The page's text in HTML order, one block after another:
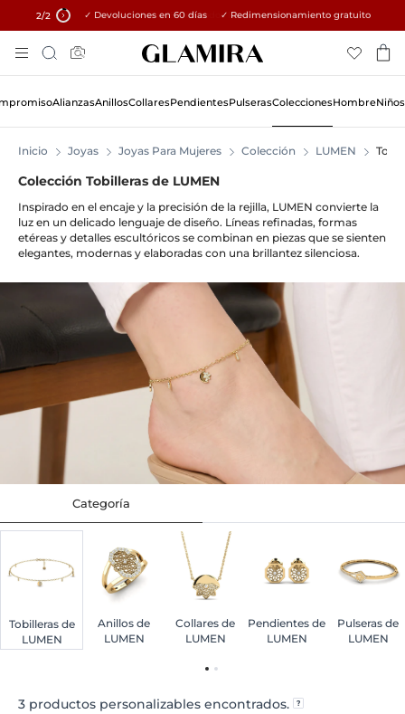
2/2 15% en todos los pedidos →
✓ Devoluciones en 60 días ✓ Redimensionamiento gratuito
To
Content
Búsqueda
AlianzasAnillosCollaresPendientesPulserasColeccionesHombreNiños
Inicio Joyas Joyas Para Mujeres Colección LUMEN
Colección Tobilleras de LUMEN
Inspirado en el encaje y la precisión de la rejilla, LUMEN convierte la
luz en un delicado lenguaje de diseño. Líneas refinadas, formas
etéreas y detalles escultóricos se combinan en piezas que se sienten
elegantes, modernas y elaboradas con una brillantez silenciosa.
Categoría
Tobilleras de
LUMEN
Anillos de
LUMEN
Collares de
LUMEN
Pendientes de
LUMEN
Pulseras de
LUMEN
3 productos personalizables encontrados.